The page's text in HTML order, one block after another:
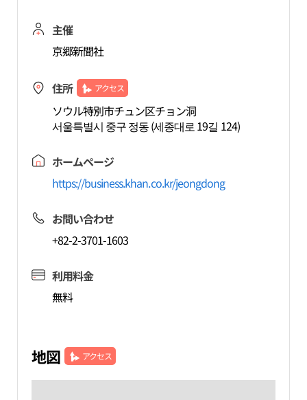
主催
京郷新聞社
住所 アクセス
ソウル特別市チュン区チョン洞
서울특별시 중구 정동 (세종대로 19길 124)
ホームページ
https://business.khan.co.kr/jeongdong
お問い合わせ
+82-2-3701-1603
利用料金
無料
地図 アクセス